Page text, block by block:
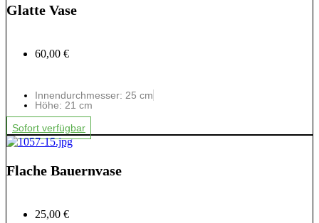
Glatte Vase
60,00 €
Innendurchmesser: 25 cm
Höhe: 21 cm
Sofort verfügbar
Flache Bauernvase
25,00 €